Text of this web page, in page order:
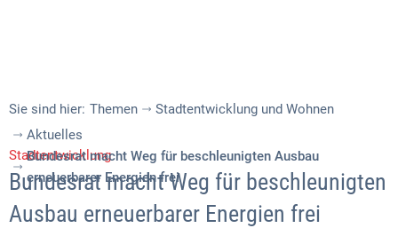
Sie sind hier: Themen
Stadtentwicklung und Wohnen
Aktuelles
Bundesrat macht Weg für beschleunigten Ausbau
erneuerbarer Energien frei
Stadtentwicklung
Bundesrat macht Weg für beschleunigten
Ausbau erneuerbarer Energien frei